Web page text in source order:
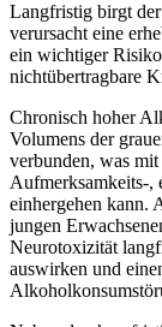
Langfristig birgt
verursacht eine
ein wichtiger
nichtübertragbare
Chronisch hoher
Volumens der
verbunden, was
Aufmerksamkeits-,
einhergehen kann.
jungen
Neurotoxizität
auswirken und